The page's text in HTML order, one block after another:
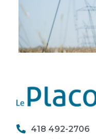
418 492-2706